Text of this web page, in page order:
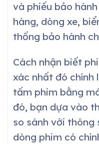
và phiếu bảo
hàng, dòng xe,
thống bảo hành
Cách nhận biết
xác nhất đó chính
tấm phim bằng
đó, bạn dựa vào
so sánh với
dòng phim có